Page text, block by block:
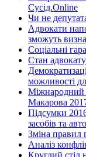
Сусід.Online
Чи не
Адвокати
зможуть
Соціальні
Стан
можливості
Міжнародний
Макарова
Підсумки
засобів та
Зміна правил
Аналіз
Круглий стіл